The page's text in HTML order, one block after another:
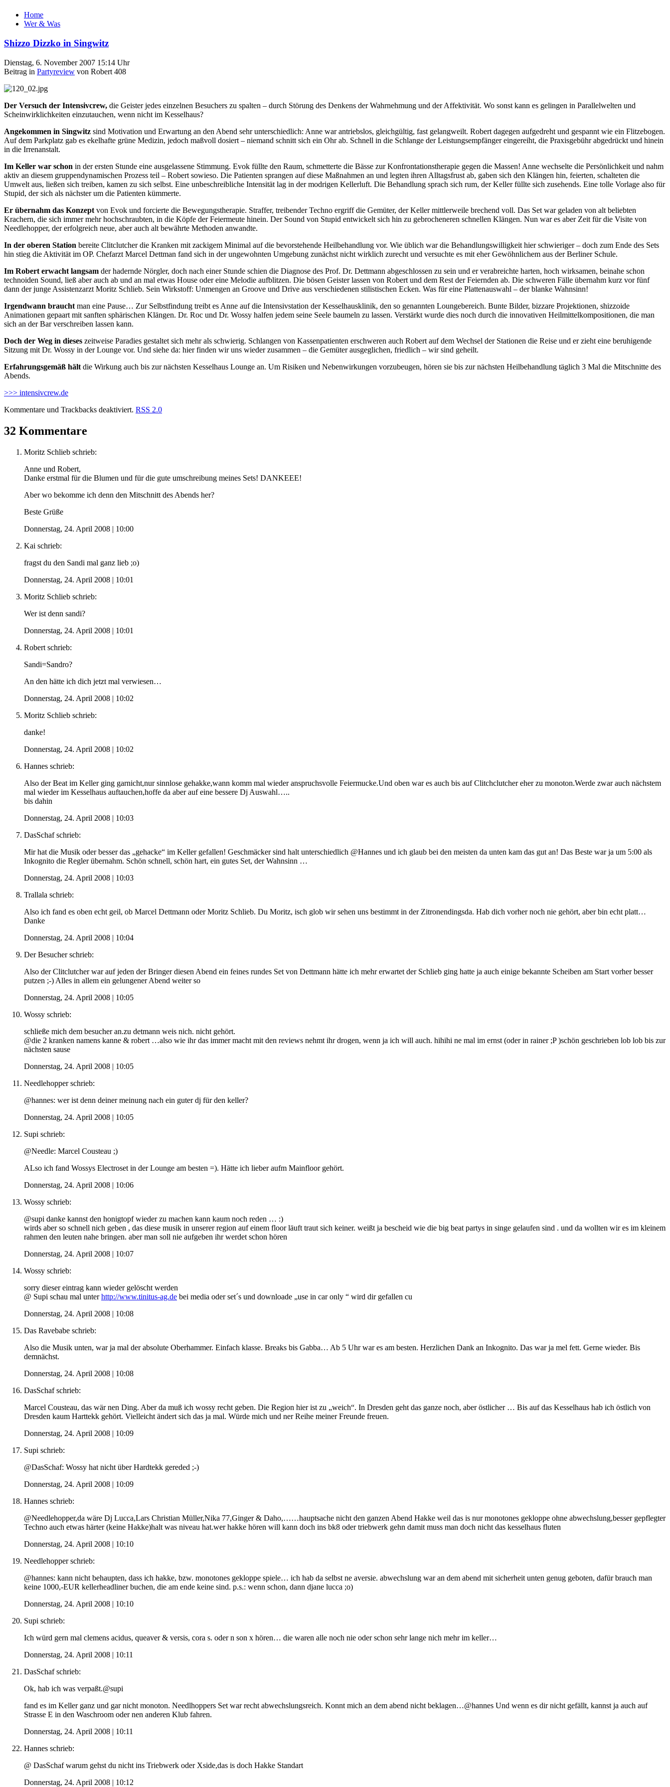
Home
Wer & Was
Shizzo Dizzko in Singwitz
Dienstag, 6. November 2007 15:14 Uhr
Beitrag in Partyreview von Robert 408
Der Versuch der Intensivcrew, die Geister jedes einzelnen Besuchers zu spalten – durch Störung des Denkens der Wahrnehmung und der Affektivität. Wo sonst kann es gelingen in Parallelwelten und
Scheinwirklichkeiten einzutauchen, wenn nicht im Kesselhaus?
Angekommen in Singwitz sind Motivation und Erwartung an den Abend sehr unterschiedlich: Anne war antriebslos, gleichgültig, fast gelangweilt. Robert dagegen aufgedreht und gespannt wie ein Flitzebogen.
Auf dem Parkplatz gab es ekelhafte grüne Medizin, jedoch maßvoll dosiert – niemand schnitt sich ein Ohr ab. Schnell in die Schlange der Leistungsempfänger eingereiht, die Praxisgebühr abgedrückt und hinein
in die Irrenanstalt.
Im Keller war schon in der ersten Stunde eine ausgelassene Stimmung. Evok füllte den Raum, schmetterte die Bässe zur Konfrontationstherapie gegen die Massen! Anne wechselte die Persönlichkeit und nahm
aktiv an diesem gruppendynamischen Prozess teil – Robert sowieso. Die Patienten sprangen auf diese Maßnahmen an und legten ihren Alltagsfrust ab, gaben sich den Klängen hin, feierten, schalteten die
Umwelt aus, ließen sich treiben, kamen zu sich selbst. Eine unbeschreibliche Intensität lag in der modrigen Kellerluft. Die Behandlung sprach sich rum, der Keller füllte sich zusehends. Eine tolle Vorlage also für
Stupid, der sich als nächster um die Patienten kümmerte.
Er übernahm das Konzept von Evok und forcierte die Bewegungstherapie. Straffer, treibender Techno ergriff die Gemüter, der Keller mittlerweile brechend voll. Das Set war geladen von alt beliebten
Krachern, die sich immer mehr hochschraubten, in die Köpfe der Feiermeute hinein. Der Sound von Stupid entwickelt sich hin zu gebrocheneren schnellen Klängen. Nun war es aber Zeit für die Visite von
Needlehopper, der erfolgreich neue, aber auch alt bewährte Methoden anwandte.
In der oberen Station bereite Clitclutcher die Kranken mit zackigem Minimal auf die bevorstehende Heilbehandlung vor. Wie üblich war die Behandlungswilligkeit hier schwieriger – doch zum Ende des Sets
hin stieg die Aktivität im OP. Chefarzt Marcel Dettman fand sich in der ungewohnten Umgebung zunächst nicht wirklich zurecht und versuchte es mit eher Gewöhnlichem aus der Berliner Schule.
Im Robert erwacht langsam der hadernde Nörgler, doch nach einer Stunde schien die Diagnose des Prof. Dr. Dettmann abgeschlossen zu sein und er verabreichte harten, hoch wirksamen, beinahe schon
technoiden Sound, ließ aber auch ab und an mal etwas House oder eine Melodie aufblitzen. Die bösen Geister lassen von Robert und dem Rest der Feiernden ab. Die schweren Fälle übernahm kurz vor fünf
dann der junge Assistenzarzt Moritz Schlieb. Sein Wirkstoff: Unmengen an Groove und Drive aus verschiedenen stilistischen Ecken. Was für eine Plattenauswahl – der blanke Wahnsinn!
Irgendwann braucht man eine Pause… Zur Selbstfindung treibt es Anne auf die Intensivstation der Kesselhausklinik, den so genannten Loungebereich. Bunte Bilder, bizzare Projektionen, shizzoide
Animationen gepaart mit sanften sphärischen Klängen. Dr. Roc und Dr. Wossy halfen jedem seine Seele baumeln zu lassen. Verstärkt wurde dies noch durch die innovativen Heilmittelkompositionen, die man
sich an der Bar verschreiben lassen kann.
Doch der Weg in dieses zeitweise Paradies gestaltet sich mehr als schwierig. Schlangen von Kassenpatienten erschweren auch Robert auf dem Wechsel der Stationen die Reise und er zieht eine beruhigende
Sitzung mit Dr. Wossy in der Lounge vor. Und siehe da: hier finden wir uns wieder zusammen – die Gemüter ausgeglichen, friedlich – wir sind geheilt.
Erfahrungsgemäß hält die Wirkung auch bis zur nächsten Kesselhaus Lounge an. Um Risiken und Nebenwirkungen vorzubeugen, hören sie bis zur nächsten Heilbehandlung täglich 3 Mal die Mitschnitte des
Abends.
>>> intensivcrew.de
Kommentare und Trackbacks deaktiviert. RSS 2.0
32 Kommentare
Moritz Schlieb schrieb:
Anne und Robert,
Danke erstmal für die Blumen und für die gute umschreibung meines Sets! DANKEEE!
Aber wo bekomme ich denn den Mitschnitt des Abends her?
Beste Grüße
Donnerstag, 24. April 2008 | 10:00
Kai schrieb:
fragst du den Sandi mal ganz lieb ;o)
Donnerstag, 24. April 2008 | 10:01
Moritz Schlieb schrieb:
Wer ist denn sandi?
Donnerstag, 24. April 2008 | 10:01
Robert schrieb:
Sandi=Sandro?
An den hätte ich dich jetzt mal verwiesen…
Donnerstag, 24. April 2008 | 10:02
Moritz Schlieb schrieb:
danke!
Donnerstag, 24. April 2008 | 10:02
Hannes schrieb:
Also der Beat im Keller ging garnicht,nur sinnlose gehakke,wann komm mal wieder anspruchsvolle Feiermucke.Und oben war es auch bis auf Clitchclutcher eher zu monoton.Werde zwar auch nächstem
mal wieder im Kesselhaus auftauchen,hoffe da aber auf eine bessere Dj Auswahl…..
bis dahin
Donnerstag, 24. April 2008 | 10:03
DasSchafschrieb:
Mir hat die Musik oder besser das „gehacke“ im Keller gefallen! Geschmäcker sind halt unterschiedlich @Hannes und ich glaub bei den meisten da unten kam das gut an! Das Beste war ja um 5:00 als
Inkognito die Regler übernahm. Schön schnell, schön hart, ein gutes Set, der Wahnsinn …
Donnerstag, 24. April 2008 | 10:03
Trallala schrieb:
Also ich fand es oben echt geil, ob Marcel Dettmann oder Moritz Schlieb. Du Moritz, isch glob wir sehen uns bestimmt in der Zitronendingsda. Hab dich vorher noch nie gehört, aber bin echt platt…
Danke
Donnerstag, 24. April 2008 | 10:04
Der Besucherschrieb:
Also der Clitclutcher war auf jeden der Bringer diesen Abend ein feines rundes Set von Dettmann hätte ich mehr erwartet der Schlieb ging hatte ja auch einige bekannte Scheiben am Start vorher besser
putzen ;-) Alles in allem ein gelungener Abend weiter so
Donnerstag, 24. April 2008 | 10:05
Wossy schrieb:
schließe mich dem besucher an.zu detmann weis nich. nicht gehört.
@die 2 kranken namens kanne & robert …also wie ihr das immer macht mit den reviews nehmt ihr drogen, wenn ja ich will auch. hihihi ne mal im ernst (oder in rainer ;P )schön geschrieben lob lob bis zur
nächsten sause
Donnerstag, 24. April 2008 | 10:05
Needlehopperschrieb:
@hannes: wer ist denn deiner meinung nach ein guter dj für den keller?
Donnerstag, 24. April 2008 | 10:05
Supi schrieb:
@Needle: Marcel Cousteau ;)
ALso ich fand Wossys Electroset in der Lounge am besten =). Hätte ich lieber aufm Mainfloor gehört.
Donnerstag, 24. April 2008 | 10:06
Wossy schrieb:
@supi danke kannst den honigtopf wieder zu machen kann kaum noch reden … :)
wirds aber so schnell nich geben , das diese musik in unserer region auf einem floor läuft traut sich keiner. weißt ja bescheid wie die big beat partys in singe gelaufen sind . und da wollten wir es im kleinem
rahmen den leuten nahe bringen. aber man soll nie aufgeben ihr werdet schon hören
Donnerstag, 24. April 2008 | 10:07
Wossy schrieb:
sorry dieser eintrag kann wieder gelöscht werden
@ Supi schau mal unterhttp://www.tinitus-ag.de bei media oder set´s und downloade „use in car only “ wird dir gefallen cu
Donnerstag, 24. April 2008 | 10:08
Das Ravebabe schrieb:
Also die Musik unten, war ja mal der absolute Oberhammer. Einfach klasse. Breaks bis Gabba… Ab 5 Uhr war es am besten. Herzlichen Dank an Inkognito. Das war ja mel fett. Gerne wieder. Bis
demnächst.
Donnerstag, 24. April 2008 | 10:08
DasSchafschrieb:
Marcel Cousteau, das wär nen Ding. Aber da muß ich wossy recht geben. Die Region hier ist zu „weich“. In Dresden geht das ganze noch, aber östlicher … Bis auf das Kesselhaus hab ich östlich von
Dresden kaum Harttekk gehört. Vielleicht ändert sich das ja mal. Würde mich und ner Reihe meiner Freunde freuen.
Donnerstag, 24. April 2008 | 10:09
Supi schrieb:
@DasSchaf: Wossy hat nicht über Hardtekk gereded ;-)
Donnerstag, 24. April 2008 | 10:09
Hannes schrieb:
@Needlehopper,da wäre Dj Lucca,Lars Christian Müller,Nika 77,Ginger & Daho,……hauptsache nicht den ganzen Abend Hakke weil das is nur monotones gekloppe ohne abwechslung,besser gepflegter
Techno auch etwas härter (keine Hakke)halt was niveau hat.wer hakke hören will kann doch ins bk8 oder triebwerk gehn damit muss man doch nicht das kesselhaus fluten
Donnerstag, 24. April 2008 | 10:10
Needlehopperschrieb:
@hannes: kann nicht behaupten, dass ich hakke, bzw. monotones gekloppe spiele… ich hab da selbst ne aversie. abwechslung war an dem abend mit sicherheit unten genug geboten, dafür brauch man
keine 1000,-EUR kellerheadliner buchen, die am ende keine sind. p.s.: wenn schon, dann djane lucca ;o)
Donnerstag, 24. April 2008 | 10:10
Supi schrieb:
Ich würd gern mal clemens acidus, queaver & versis, cora s. oder n son x hören… die waren alle noch nie oder schon sehr lange nich mehr im keller…
Donnerstag, 24. April 2008 | 10:11
DasSchafschrieb:
Ok, hab ich was verpaßt.@supi
fand es im Keller ganz und gar nicht monoton. Needlhoppers Set war recht abwechslungsreich. Konnt mich an dem abend nicht beklagen…@hannes Und wenn es dir nicht gefällt, kannst ja auch auf
Strasse E in den Waschroom oder nen anderen Klub fahren.
Donnerstag, 24. April 2008 | 10:11
Hannes schrieb:
@ DasSchaf warum gehst du nicht ins Triebwerk oder Xside,das is doch Hakke Standart
Donnerstag, 24. April 2008 | 10:12